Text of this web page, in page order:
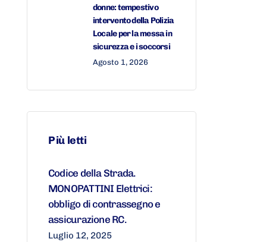
donne: tempestivo
intervento della Polizia
Locale per la messa in
sicurezza e i soccorsi
Agosto 1, 2026
Più letti
Codice della Strada.
MONOPATTINI Elettrici:
obbligo di contrassegno e
assicurazione RC.
Luglio 12, 2025